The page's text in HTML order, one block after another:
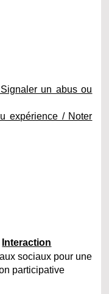
un abus ou
expérience / Noter
Interaction
sociaux pour une
participative